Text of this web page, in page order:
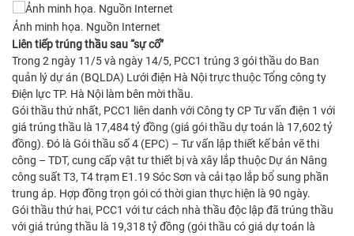
Ảnh minh họa. Nguồn Internet
Liên tiếp trúng thầu sau “sự cố”
Trong 2 ngày 11/5 và ngày 14/5, PCC1 trúng 3 gói thầu do Ban
quản lý dự án (BQLDA) Lưới điện Hà Nội trực thuộc Tổng công ty
Điện lực TP. Hà Nội làm bên mời thầu.
Gói thầu thứ nhất, PCC1 liên danh với Công ty CP Tư vấn điện 1 với
giá trúng thầu là 17,484 tỷ đồng (giá gói thầu dự toán là 17,602 tỷ
đồng). Đó là Gói thầu số 4 (EPC) – Tư vấn lập thiết kế bản vẽ thi
công – TDT, cung cấp vật tư thiết bị và xây lắp thuộc Dự án Nâng
công suất T3, T4 trạm E1.19 Sóc Sơn và cải tạo lắp bổ sung phần
trung áp. Hợp đồng trọn gói có thời gian thực hiện là 90 ngày.
Gói thầu thứ hai, PCC1 với tư cách nhà thầu độc lập đã trúng thầu
với giá trúng thầu là 19,318 tỷ đồng (gói thầu có giá dự toán là